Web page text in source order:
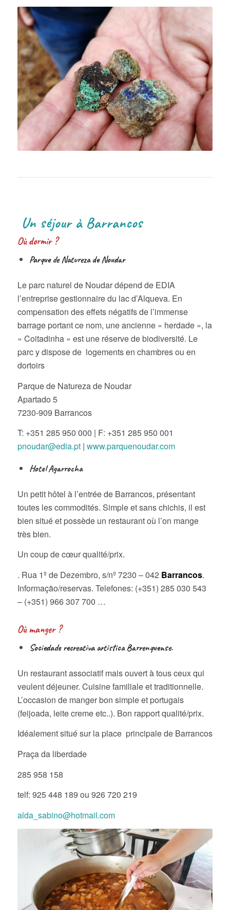
Un séjour à Barrancos
Où dormir ?
Parque de Natureza de Noudar
Le parc naturel de Noudar dépend de EDIA
l’entreprise gestionnaire du lac d’Alqueva. En
compensation des effets négatifs de l’immense
barrage portant ce nom, une ancienne « herdade », la
« Coitadinha » est une réserve de biodiversité. Le
parc y dispose de logements en chambres ou en
dortoirs
Parque de Natureza de Noudar
Apartado 5
7230-909 Barrancos
T: +351 285 950 000 | F: +351 285 950 001
pnoudar@edia.pt| www.parquenoudar.com
Hotel Agarrocha
Un petit hôtel à l’entrée de Barrancos, présentant
toutes les commodités. Simple et sans chichis, il est
bien situé et possède un restaurant où l’on mange
très bien.
Un coup de cœur qualité/prix.
. Rua 1º de Dezembro, s/nº 7230 – 042 Barrancos.
Informação/reservas. Telefones: (+351) 285 030 543
– (+351) 966 307 700 …
Où manger ?
Sociedade recreativa artistica Barrenquense.
Un restaurant associatif mais ouvert à tous ceux qui
veulent déjeuner. Cuisine familiale et traditionnelle.
L’occasion de manger bon simple et portugais
(feijoada, leite creme etc..). Bon rapport qualité/prix.
Idéalement situé sur la place principale de Barrancos
Praça da liberdade
285 958 158
telf: 925 448 189 ou 926 720 219
alda_sabino@hotmail.com